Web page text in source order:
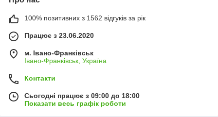
100% позитивних з 1562 відгуків за рік
Працює з 23.06.2020
м. Івано-Франківськ
Івано-Франківськ, Україна
Контакти
Сьогодні працює з 09:00 до 18:00
Показати весь графік роботи